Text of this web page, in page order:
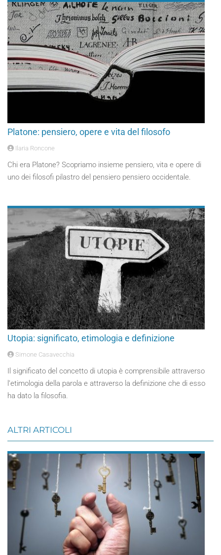
Platone: pensiero, opere e vita del filosofo
Ilaria Roncone
Chi era Platone? Scopriamo insieme pensiero, vita e opere di
uno dei filosofi pilastro del pensiero pensiero occidentale.
Utopia: significato, etimologia e definizione
Simone Casavecchia
Il significato del concetto di utopia è comprensibile attraverso
l’etimologia della parola e attraverso la definizione che di esso
ha dato la filosofia.
ALTRI ARTICOLI